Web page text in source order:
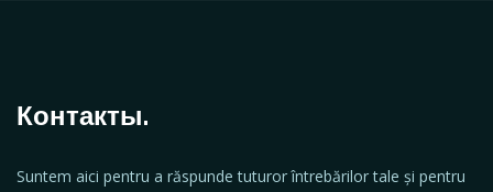
Контакты.
Suntem aici pentru a răspunde tuturor întrebărilor tale și pentru